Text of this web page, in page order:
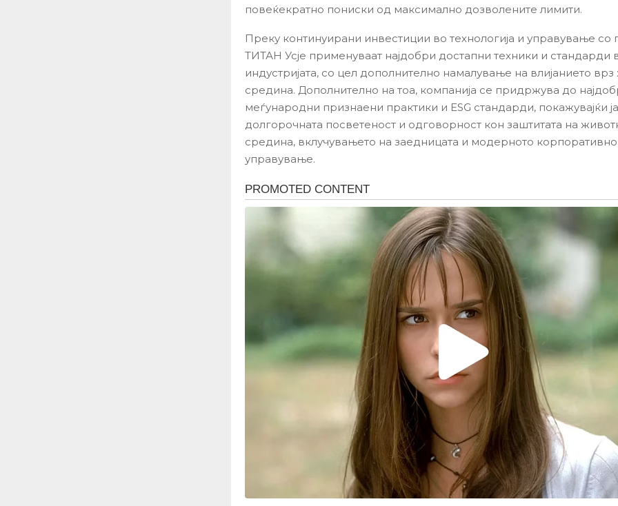
повеќекратно пониски од максимално дозволените лимити.
Преку континуирани инвестиции во технологија и управување со
ТИТАН Усје применуваат најдобри достапни техники и стандарди
индустријата, со цел дополнително намалување на влијанието врз
средина. Дополнително на тоа, компанија се придржува до
меѓународни признаени практики и ESG стандарди, покажувајќи јa
долгорочната посветеност и одговорност кон заштитата на
средина, вклучувањето на заедницата и модерното корпоративно
управување.